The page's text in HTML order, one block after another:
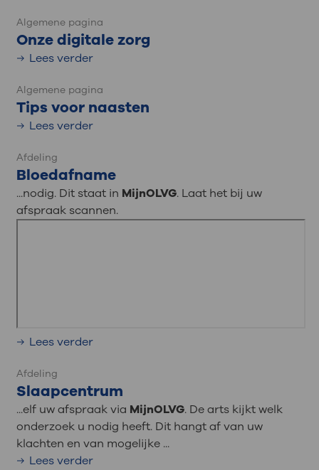
Algemene pagina
Onze digitale zorg
Lees verder
Algemene pagina
Tips voor naasten
Lees verder
Afdeling
Bloedafname
...nodig. Dit staat in MijnOLVG. Laat het bij uw
afspraak scannen.
Lees verder
Afdeling
Slaapcentrum
...elf uw afspraak via MijnOLVG. De arts kijkt welk
onderzoek u nodig heeft. Dit hangt af van uw
klachten en van mogelijke ...
Lees verder